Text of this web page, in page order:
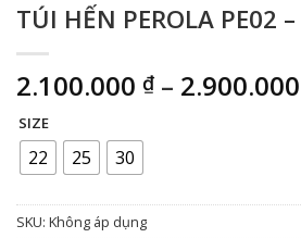
TÚI HẾN PEROLA PE02
2.100.000 ₫ – 2.900.000
SIZE
22 25 30
SKU: Không áp dụng